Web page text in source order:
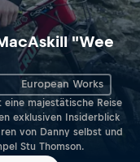
"Wee
European Works
majestätische Reise
exklusiven Insiderblick
von Danny selbst und
Stu Thomson.